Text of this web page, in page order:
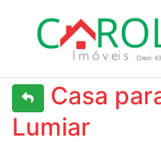
Casa
Lumiar